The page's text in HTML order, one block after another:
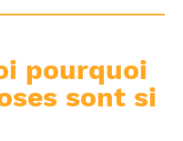
pourquoi
sont si